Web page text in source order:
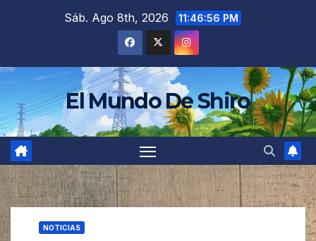
Sáb. Ago 8th, 2026 11:46:58 PM
El Mundo De Shiro
NOTICIAS